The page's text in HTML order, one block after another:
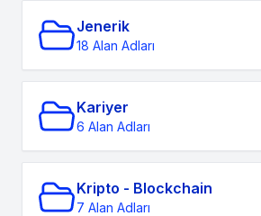
Jenerik
18 Alan Adları
Kariyer
6 Alan Adları
Kripto - Blockchain
7 Alan Adları